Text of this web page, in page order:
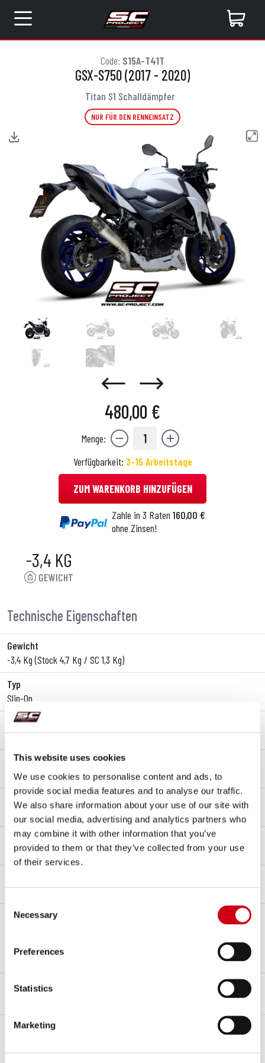
This website uses cookies
We use cookies to personalise content and ads, to
provide social media features and to analyse our traffic.
We also share information about your use of our site with
our social media, advertising and analytics partners who
may combine it with other information that you’ve
provided to them or that they’ve collected from your use
of their services.
Consent
Selection
Necessary
Preferences
Statistics
Marketing
Code: S15A-T41T
GSX-S750 (2017 - 2020)
Titan S1 Schalldämpfer
NUR FÜR DEN RENNEINSATZ
480,00 €
Menge: 1
Verfügbarkeit: 3-15 Arbeitstage
ZUM WARENKORB HINZUFÜGEN
Zahle in 3 Raten 160,00 €
ohne Zinsen!
-3,4 KG
GEWICHT
Technische Eigenschaften
Gewicht
-3,4 Kg (Stock 4,7 Kg / SC 1,3 Kg)
Typ
Slip-On
Körpermaterial
Endkappenmaterial
Kohlefaser
Befestigungsart
dB-killer
Ja
Anmerkungen
• 109 dB @ 5250 rpm (ohne dB-Killer)
Beschreibung